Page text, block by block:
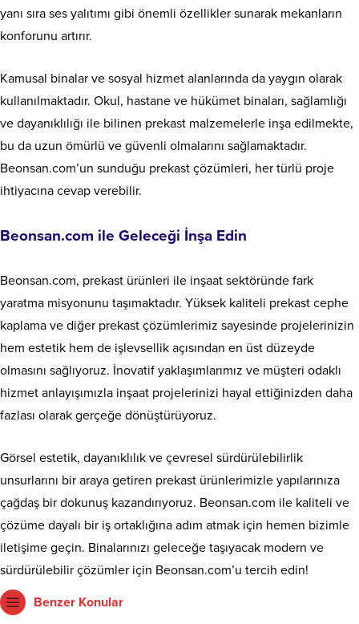
yanı sıra ses yalıtımı gibi önemli özellikler sunarak mekanların
konforunu artırır.
Kamusal binalar ve sosyal hizmet alanlarında da yaygın olarak
kullanılmaktadır. Okul, hastane ve hükümet binaları, sağlamlığı
ve dayanıklılığı ile bilinen prekast malzemelerle inşa edilmekte,
bu da uzun ömürlü ve güvenli olmalarını sağlamaktadır.
Beonsan.com’un sunduğu prekast çözümleri, her türlü proje
ihtiyacına cevap verebilir.
Beonsan.com ile Geleceği İnşa Edin
Beonsan.com, prekast ürünleri ile inşaat sektöründe fark
yaratma misyonunu taşımaktadır. Yüksek kaliteli prekast cephe
kaplama ve diğer prekast çözümlerimiz sayesinde projelerinizin
hem estetik hem de işlevsellik açısından en üst düzeyde
olmasını sağlıyoruz. İnovatif yaklaşımlarımız ve müşteri odaklı
hizmet anlayışımızla inşaat projelerinizi hayal ettiğinizden daha
fazlası olarak gerçeğe dönüştürüyoruz.
Görsel estetik, dayanıklılık ve çevresel sürdürülebilirlik
unsurlarını bir araya getiren prekast ürünlerimizle yapılarınıza
çağdaş bir dokunuş kazandırıyoruz. Beonsan.com ile kaliteli ve
çözüme dayalı bir iş ortaklığına adım atmak için hemen bizimle
iletişime geçin. Binalarınızı geleceğe taşıyacak modern ve
sürdürülebilir çözümler için Beonsan.com’u tercih edin!
Benzer Konular